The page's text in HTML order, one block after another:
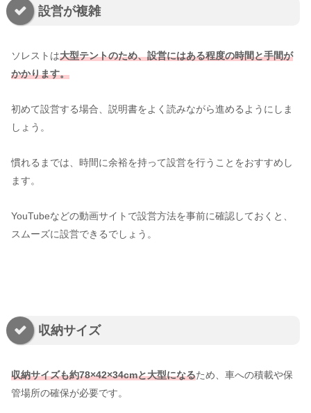
設営が複雑
ソレストは大型テントのため、設営にはある程度の時間と手間が
かかります。
初めて設営する場合、説明書をよく読みながら進めるようにしま
しょう。
慣れるまでは、時間に余裕を持って設営を行うことをおすすめし
ます。
YouTubeなどの動画サイトで設営方法を事前に確認しておくと、
スムーズに設営できるでしょう。
収納サイズ
収納サイズも約78×42×34cmと大型になるため、車への積載や保
管場所の確保が必要です。